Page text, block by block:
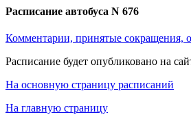
Расписание автобуса N 676
Комментарии, принятые сокращения,
Расписание будет опубликовано на
На основную страницу расписаний
На главную страницу